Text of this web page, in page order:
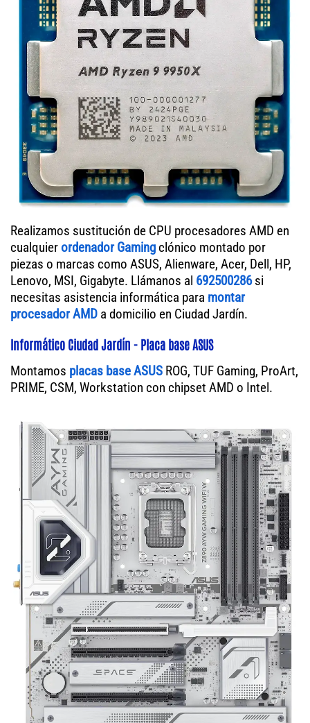
Realizamos sustitución de CPU procesadores AMD en
cualquierordenador Gaming clónico montado por
piezas o marcas como ASUS, Alienware, Acer, Dell, HP,
Lenovo, MSI, Gigabyte. Llámanos al 692500286si
necesitas asistencia informática para montar
procesador AMD a domicilio en Ciudad Jardín.
Informático Ciudad Jardín - Placa base ASUS
Montamos placas base ASUS ROG, TUF Gaming, ProArt,
PRIME, CSM, Workstation con chipset AMD o Intel.